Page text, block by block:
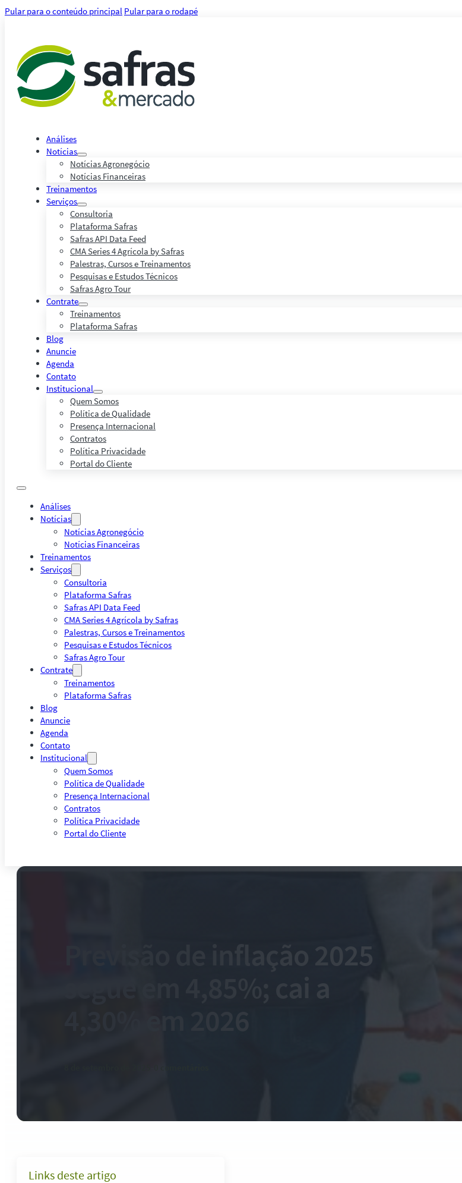
Pular para o conteúdo principal Pular para o rodapé
Análises
Notícias
Notícias Agronegócio
Notícias Financeiras
Treinamentos
Serviços
Consultoria
Plataforma Safras
Safras API Data Feed
CMA Series 4 Agrícola by Safras
Palestras, Cursos e Treinamentos
Pesquisas e Estudos Técnicos
Safras Agro Tour
Contrate
Treinamentos
Plataforma Safras
Blog
Anuncie
Agenda
Contato
Institucional
Quem Somos
Política de Qualidade
Presença Internacional
Contratos
Política Privacidade
Portal do Cliente
Análises
Notícias
Notícias Agronegócio
Notícias Financeiras
Treinamentos
Serviços
Consultoria
Plataforma Safras
Safras API Data Feed
CMA Series 4 Agrícola by Safras
Palestras, Cursos e Treinamentos
Pesquisas e Estudos Técnicos
Safras Agro Tour
Contrate
Treinamentos
Plataforma Safras
Blog
Anuncie
Agenda
Contato
Institucional
Quem Somos
Política de Qualidade
Presença Internacional
Contratos
Política Privacidade
Portal do Cliente
Previsão de inflação 2025
Links deste artigo